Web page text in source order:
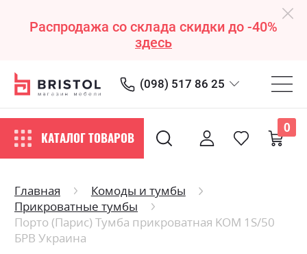
Распродажа со склада скидки до -40%
здесь
(098) 517 86 25
КАТАЛОГ ТОВАРОВ
0
Главная
Комоды и тумбы
Прикроватные тумбы
Порто (Парис) Тумба прикроватная KOM 1S/50
БРВ Украина